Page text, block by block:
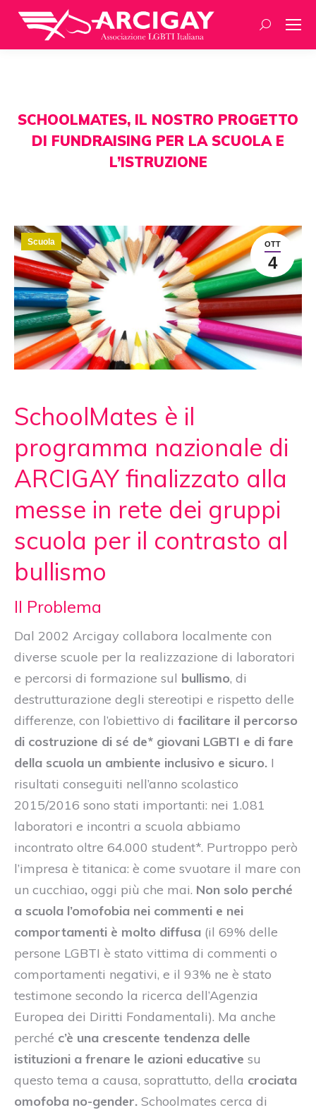
Ricerca:
SCHOOLMATES, IL NOSTRO PROGETTO
DI FUNDRAISING PER LA SCUOLA E
L’ISTRUZIONE
OTT
4
Scuola
SchoolMates è il
programma nazionale di
ARCIGAY finalizzato alla
messe in rete dei gruppi
scuola per il contrasto al
bullismo
Il Problema
Dal 2002 Arcigay collabora localmente con
diverse scuole per la realizzazione di laboratori
e percorsi di formazione sul bullismo, di
destrutturazione degli stereotipi e rispetto delle
differenze, con l’obiettivo di facilitare il percorso
di costruzione di sé de* giovani LGBTI e di fare
della scuola un ambiente inclusivo e sicuro. I
risultati conseguiti nell’anno scolastico
2015/2016 sono stati importanti: nei 1.081
laboratori e incontri a scuola abbiamo
incontrato oltre 64.000 student*. Purtroppo però
l’impresa è titanica: è come svuotare il mare con
un cucchiao, oggi più che mai. Non solo perché
a scuola l’omofobia nei commenti e nei
comportamenti è molto diffusa (il 69% delle
persone LGBTI è stato vittima di commenti o
comportamenti negativi, e il 93% ne è stato
testimone secondo la ricerca dell’Agenzia
Europea dei Diritti Fondamentali). Ma anche
perché c’è una crescente tendenza delle
istituzioni a frenare le azioni educative su
questo tema a causa, soprattutto, della crociata
omofoba no-gender. Schoolmates cerca di